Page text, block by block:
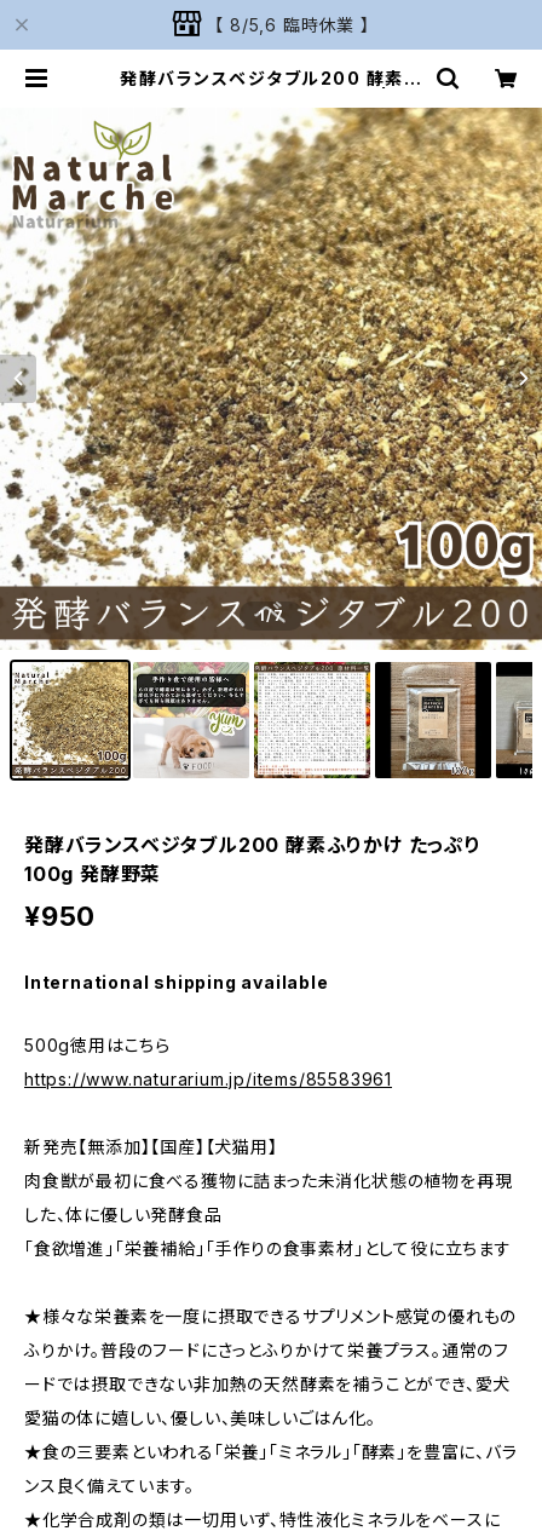
【 8/5,6 臨時休業 】
発酵バランスベジタブル200 酵素ふ
turarium
1/7
発酵バランスベジタブル200 酵素ふりかけ たっぷり
100g 発酵野菜
¥950
International shipping available
500g徳用はこちら
https://www.naturarium.jp/items/85583961
新発売【無添加】【国産】【犬猫用】
肉食獣が最初に食べる獲物に詰まった未消化状態の植物を再現
した、体に優しい発酵食品
「食欲増進」「栄養補給」「手作りの食事素材」として役に立ちます
★様々な栄養素を一度に摂取できるサプリメント感覚の優れもの
ふりかけ。普段のフードにさっとふりかけて栄養プラス。通常のフ
ードでは摂取できない非加熱の天然酵素を補うことができ、愛犬
愛猫の体に嬉しい、優しい、美味しいごはん化。
★食の三要素といわれる「栄養」「ミネラル」「酵素」を豊富に、バラ
ンス良く備えています。
★化学合成剤の類は一切用いず、特性液化ミネラルをベースに